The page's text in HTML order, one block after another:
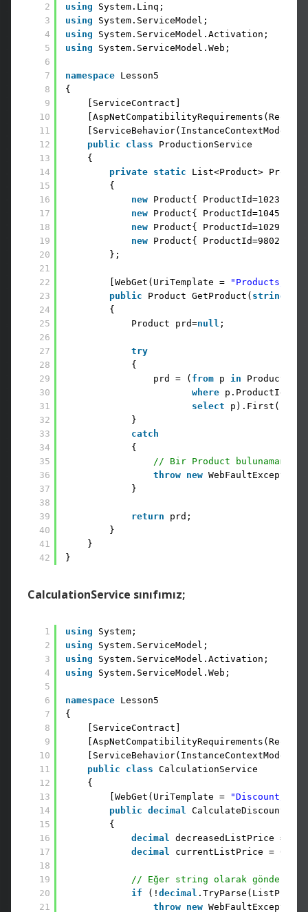
2
3
4
5
6
7
8
9
10
11
12
13
14
15
16
17
18
19
20
21
22
23
24
25
26
27
28
29
30
31
32
33
34
35
36
37
38
39
40
41
42
using
System.Linq;
using
System.ServiceModel;
using
System.ServiceModel.Activation;
using
System.ServiceModel.Web;
namespace Lesson5
{
[ServiceContract]
[ServiceBehavior(InstanceContextMode =
public
class
ProductionService
{
private static
List<Product>
{
new Product{ ProductId=1023,
new Product{ ProductId=1045,
new Product{ ProductId=1029,
new Product{ ProductId=9802,
};
[WebGet(UriTemplate =
"Products/
public
Product GetProduct( string
{
Product prd=null ;
try
{
prd = ( from p in
Products
where
select
p).First();
}
catch
{
// Bir Product bulunamama
throw new
}
return
prd;
}
}
}
CalculationService sınıfımız;
1
2
3
4
5
6
7
8
9
10
11
12
13
14
15
16
17
18
19
20
21
using
System;
using
System.ServiceModel;
using
System.ServiceModel.Activation;
using
System.ServiceModel.Web;
namespace Lesson5
{
[ServiceContract]
[ServiceBehavior(InstanceContextMode =
public
class CalculationService
{
[WebGet(UriTemplate =
"Discount/
public decimal
{
decimal decreasedListPrice = 0;
decimal
currentListPrice = 0;
// Eğer string olarak gönderilen
if
(! decimal
throw new